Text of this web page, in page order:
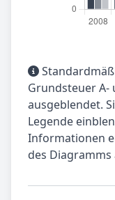
Grundsteuer A-
ausgeblendet.
Legende
Informationen
des Diagramms